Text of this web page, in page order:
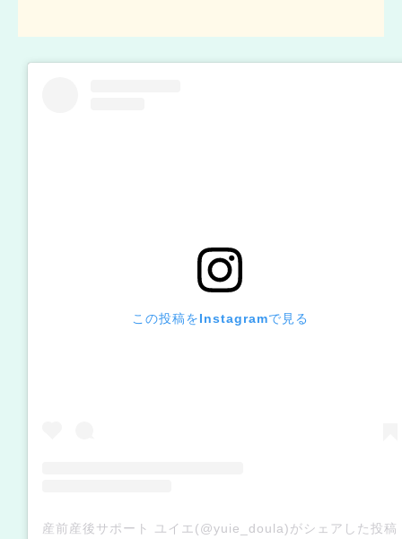
この投稿をInstagramで見る
産前産後サポート ユイエ(@yuie_doula)がシェアした投稿